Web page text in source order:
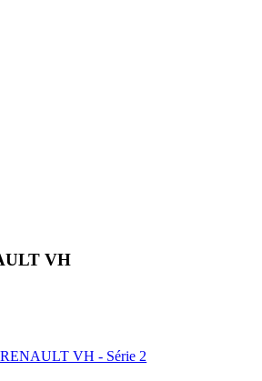
VH
VH - Série 2